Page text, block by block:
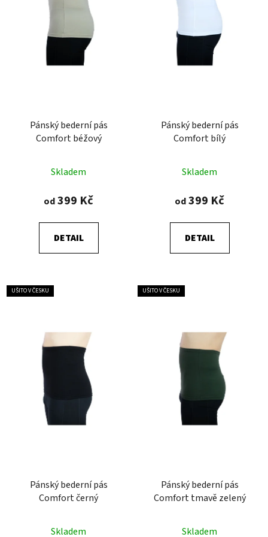
Pánský bederní pás
Comfort béžový
Skladem
od399 Kč
DETAIL
Pánský bederní pás
Comfort bílý
hodnocení
produktu
5,0
z
Skladem
od399 Kč
DETAIL
UŠITO V ČESKU
Pánský bederní pás
Comfort černý
Skladem
UŠITO V ČESKU
Pánský bederní pás
Comfort tmavě zelený
Skladem